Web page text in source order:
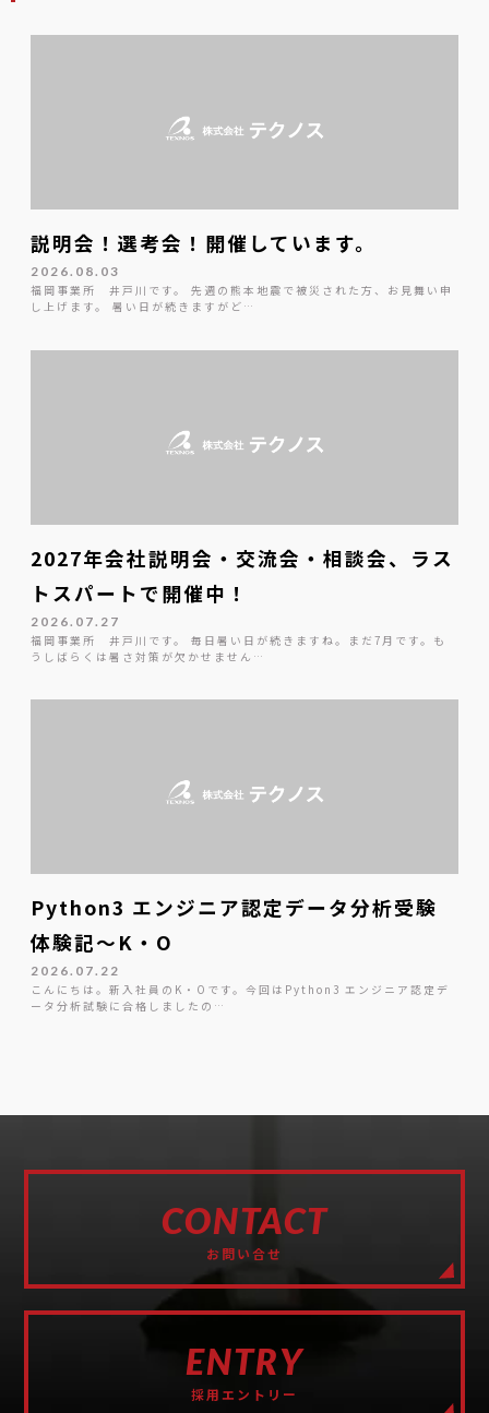
説明会！選考会！開催しています。
2026.08.03
福岡事業所 井戸川です。 先週の熊本地震で被災された方、お見舞い申
し上げます。 暑い日が続きますがど…
2027年会社説明会・交流会・相談会、ラス
トスパートで開催中！
2026.07.27
福岡事業所 井戸川です。 毎日暑い日が続きますね。まだ7月です。も
うしばらくは暑さ対策が欠かせません…
Python3 エンジニア認定データ分析受験
体験記～K・O
2026.07.22
こんにちは。新入社員のK・Oです。今回はPython3 エンジニア認定デ
ータ分析試験に合格しましたの…
CONTACT
お問い合せ
ENTRY
採用エントリー